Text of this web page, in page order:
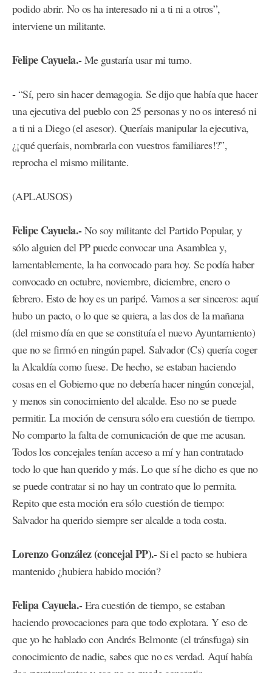
podido abrir. No os ha interesado ni a ti ni a otros”,
interviene un militante.
Felipe Cayuela.-Me gustaría usar mi turno.
-“Sí, pero sin hacer demagogia. Se dijo que había que hacer
una ejecutiva del pueblo con 25 personas y no os interesó ni
a ti ni a Diego (el asesor). Queríais manipular la ejecutiva,
¿¡qué queríais, nombrarla con vuestros familiares!?”,
reprocha el mismo militante.
(APLAUSOS)
Felipe Cayuela.-No soy militante del Partido Popular, y
sólo alguien del PP puede convocar una Asamblea y,
lamentablemente, la ha convocado para hoy. Se podía haber
convocado en octubre, noviembre, diciembre, enero o
febrero. Esto de hoy es un paripé. Vamos a ser sinceros: aquí
hubo un pacto, o lo que se quiera, a las dos de la mañana
(del mismo día en que se constituía el nuevo Ayuntamiento)
que no se firmó en ningún papel. Salvador (Cs) quería coger
la Alcaldía como fuese. De hecho, se estaban haciendo
cosas en el Gobierno que no debería hacer ningún concejal,
y menos sin conocimiento del alcalde. Eso no se puede
permitir. La moción de censura sólo era cuestión de tiempo.
No comparto la falta de comunicación de que me acusan.
Todos los concejales tenían acceso a mí y han contratado
todo lo que han querido y más. Lo que sí he dicho es que no
se puede contratar si no hay un contrato que lo permita.
Repito que esta moción era sólo cuestión de tiempo:
Salvador ha querido siempre ser alcalde a toda costa.
Lorenzo González (concejal PP).-Si el pacto se hubiera
mantenido ¿hubiera habido moción?
Felipa Cayuela.-Era cuestión de tiempo, se estaban
haciendo provocaciones para que todo explotara. Y eso de
que yo he hablado con Andrés Belmonte (el tránsfuga) sin
conocimiento de nadie, sabes que no es verdad. Aquí había